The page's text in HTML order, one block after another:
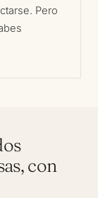
Pero
con